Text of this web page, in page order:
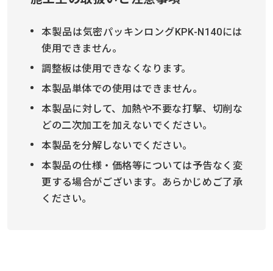
本製品は気密パッキンロングKPK-N140には
使用できません。
調整板は使用できなくなります。
本製品単体での使用はできません。
本製品に対して、加熱や不要な打撃、切削な
どの二次加工を加えないでください。
本製品を分解しないでください。
本製品の仕様・価格等については予告なく変
更する場合がございます。あらかじめご了承
ください。